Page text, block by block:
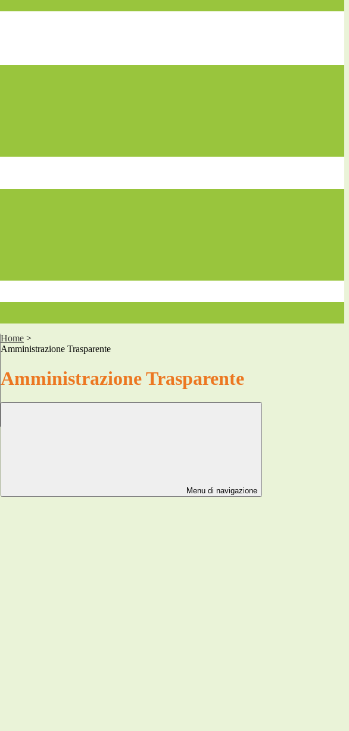
Home >
Amministrazione Trasparente
Amministrazione Trasparente
Menu di navigazione